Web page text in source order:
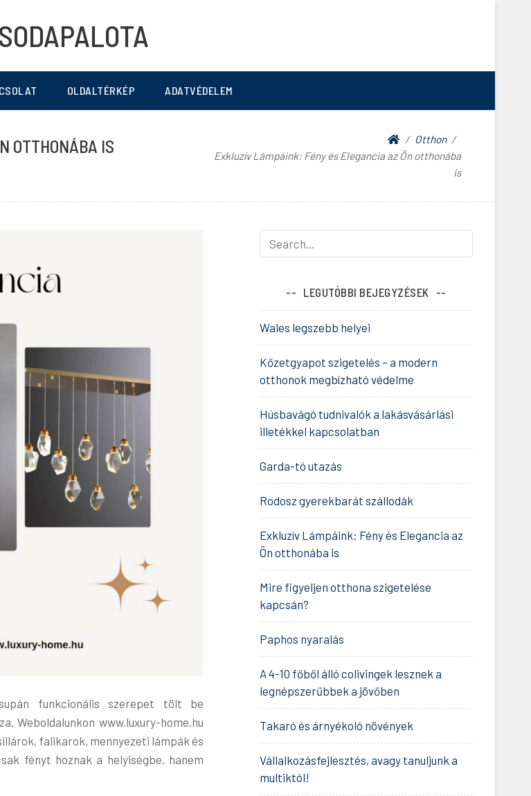
OLDALTÉRKÉP ADATVÉDELEM
OTTHONÁBA IS
Otthon
Exkluzív Lámpáink: Fény és Elegancia az Ön otthonába
is
funkcionális szerepet tölt be
Weboldalunkon www.luxury-home.hu
falikarok, mennyezeti lámpák és
fényt hoznak a helyiségbe, hanem
LEGUTÓBBI BEJEGYZÉSEK
Wales legszebb helyei
Kőzetgyapot szigetelés – a modern
otthonok megbízható védelme
Húsbavágó tudnivalók a lakásvásárlási
illetékkel kapcsolatban
Garda-tó utazás
Rodosz gyerekbarát szállodák
Exkluzív Lámpáink: Fény és Elegancia az
Ön otthonába is
Mire figyeljen otthona szigetelése
kapcsán?
Paphos nyaralás
A 4-10 főből álló colivingek lesznek a
legnépszerűbbek a jövőben
Takaró és árnyékoló növények
Vállalkozásfejlesztés, avagy tanuljunk a
multiktól!